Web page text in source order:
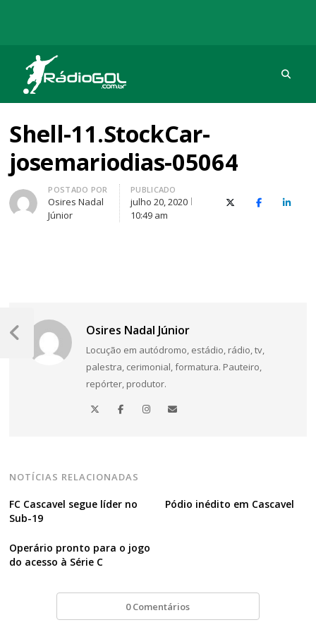
Rádio Gol
Há mais de 20 anos com as melhores coberturas
Shell-11.StockCar-
josemariodias-05064
Autor
POSTADO POR
Osires Nadal
Júnior
PUBLICADO
julho 20, 2020
10:49 am
X (Twitter)Facebook
O
Osires Nadal Júnior
Locução em autódromo, estádio, rádio, tv,
palestra, cerimonial, formatura. Pauteiro,
repórter, produtor.
NOTÍCIAS RELACIONADAS
FC Cascavel segue líder no
Sub-19
Pódio inédito em Cascavel
Operário pronto para o jogo
do acesso à Série C
0 Comentários
Navegação
de
Post
Post